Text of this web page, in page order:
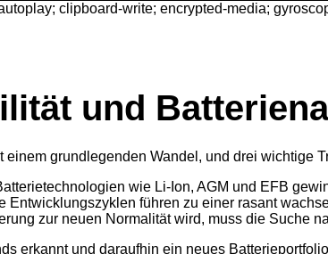
clipboard-write; encrypted-media;
und
einem grundlegenden Wandel, und drei wichtige
wie Li-Ion, AGM und EFB
Entwicklungszyklen führen zu einer rasant
zur neuen Normalität wird, muss die Suche
erkannt und daraufhin ein neues